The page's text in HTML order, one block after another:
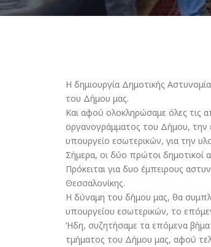
Η δημιουργία Δημοτικής
του Δήμου μας.
Και αφού ολοκληρώσαμε όλες τις
οργανογράμματος του Δήμου, την
υπουργείο εσωτερικών, για την
Σήμερα, οι δύο πρώτοι δημοτικοί
Πρόκειται για δυο έμπειρους
Θεσσαλονίκης.
Η δύναμη του δήμου μας, θα
υπουργείου εσωτερικών, το
Ήδη, συζητήσαμε τα επόμενα
τμήματος του Δήμου μας, αφού